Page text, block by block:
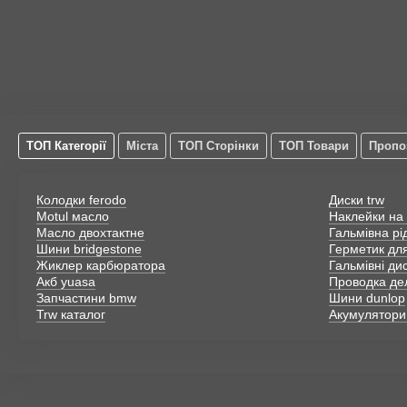
ТОП Категорії Міста ТОП Сторінки ТОП Товари
Колодки ferodo
Motul масло
Масло двохтактне
Шини bridgestone
Жиклер карбюратора
Акб yuasa
Запчастини bmw
Trw каталог
Диски trw
Наклейки на
Гальмівна
Герметик
Гальмівні
Проводка
Шини dunlop